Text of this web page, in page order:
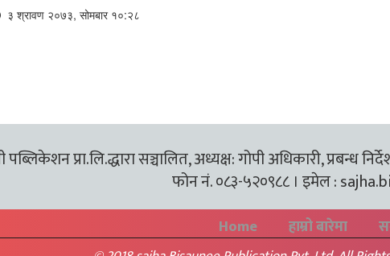
३ श्रावण २०७३, सोमबार १०:२८
पब्लिकेशन प्रा.लि.द्धारा सञ्चालित, अध्यक्ष: गोपी अधिकारी, प्रबन्ध
फोन नं. ०८३-५२०९८८ । इमेल :
Home हाम्रो बारेमा